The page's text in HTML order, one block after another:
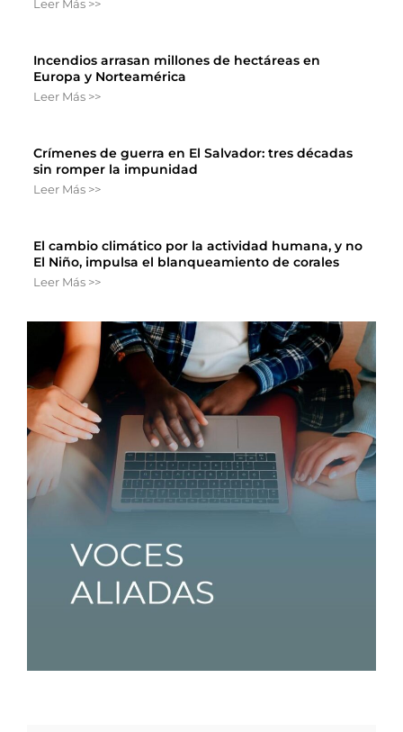
Leer Más >>
Incendios arrasan millones de hectáreas en
Europa y Norteamérica
Leer Más >>
Crímenes de guerra en El Salvador: tres décadas
sin romper la impunidad
Leer Más >>
El cambio climático por la actividad humana, y no
El Niño, impulsa el blanqueamiento de corales
Leer Más >>